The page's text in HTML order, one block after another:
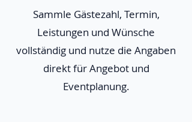
Sammle Gästezahl, Termin,
Leistungen und Wünsche
vollständig und nutze die Angaben
direkt für Angebot und
Eventplanung.